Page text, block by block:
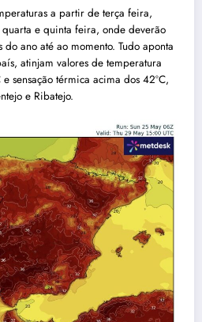
a partir de terça feira,
e quinta feira, onde deverão
ano até ao momento. Tudo aponta
atinjam valores de temperatura
sensação térmica acima dos 42ºC,
e Ribatejo.